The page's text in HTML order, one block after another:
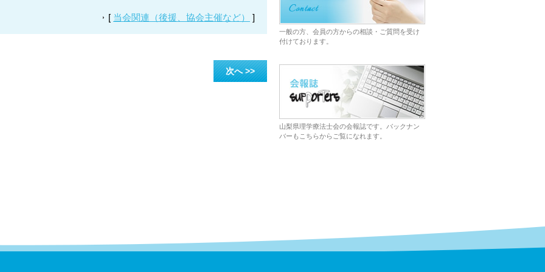
[ 当会関連（後援、協会主催など） ]
次へ >>
一般の方、会員の方からの相談・ご質問を受け
付けております。
山梨県理学療法士会の会報誌です。バックナン
バーもこちらからご覧になれます。